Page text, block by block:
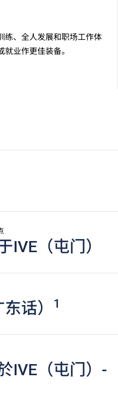
练、全人发展和职场工作体
业作更佳装备。
IVE（屯门）
话） 1
IVE（屯门）-